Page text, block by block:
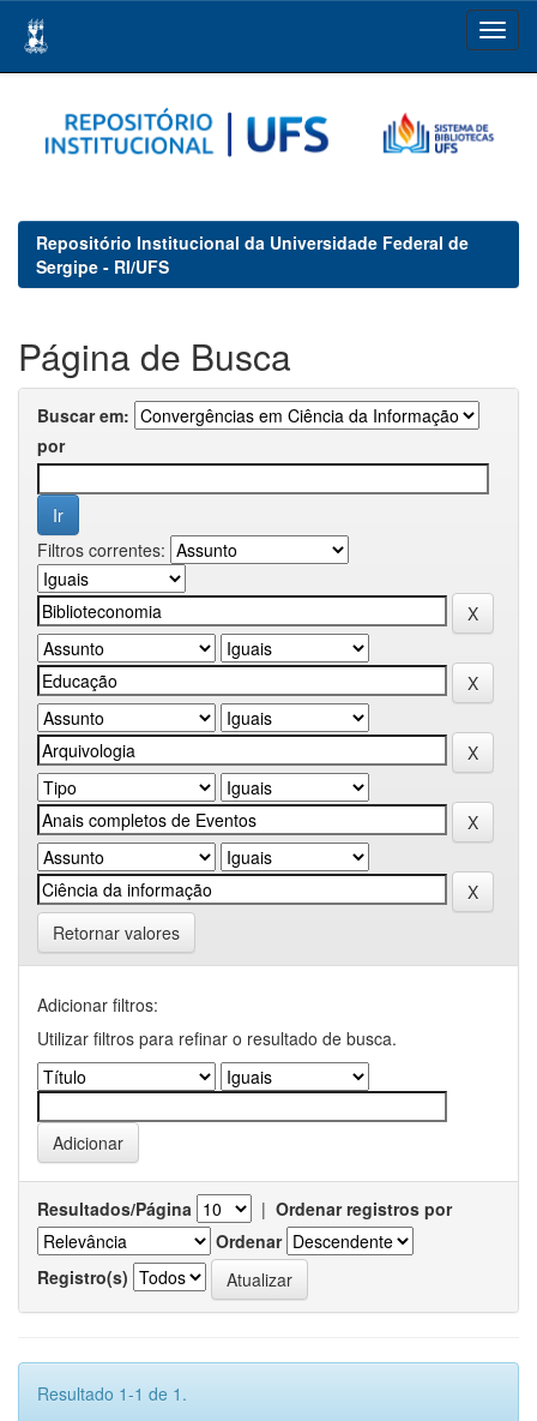
navigation
Repositório Institucional da Universidade Federal de
Sergipe - RI/UFS
Página de Busca
Buscar em:
por
Filtros correntes:
Retornar valores
Adicionar filtros:
Utilizar filtros para refinar o resultado de busca.
Resultados/Página | Ordenar registros por
Ordenar
Registro(s)
Resultado 1-1 de 1.